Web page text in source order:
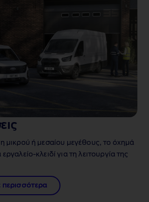
μικρού ή μεσαίου μεγέθους, το όχημά
για τη λειτουργία της